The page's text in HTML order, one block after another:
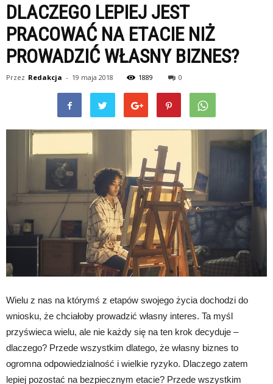
DLACZEGO LEPIEJ JEST
PRACOWAĆ NA ETACIE NIŻ
PROWADZIĆ WŁASNY BIZNES?
Przez Redakcja - 19 maja 2018 1889 0
Wielu z nas na którymś z etapów swojego życia dochodzi do
wniosku, że chciałoby prowadzić własny interes. Ta myśl
przyświeca wielu, ale nie każdy się na ten krok decyduje –
dlaczego? Przede wszystkim dlatego, że własny biznes to
ogromna odpowiedzialność i wielkie ryzyko. Dlaczego zatem
lepiej pozostać na bezpiecznym etacie? Przede wszystkim